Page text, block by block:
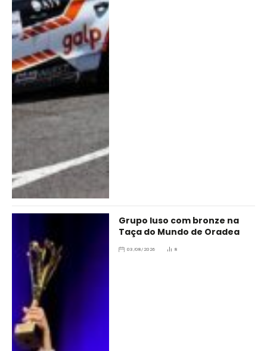
Grupo luso com bronze na
Taça do Mundo de Oradea
03/08/2026 8